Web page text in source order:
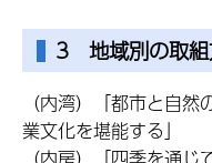
3 地域別の取組
（内湾）「都市と自
業文化を堪能する」